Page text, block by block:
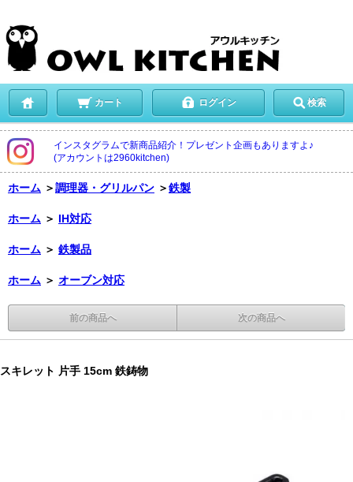
カート ログイン 検索
インスタグラムで新商品紹介！プレゼント企画もありますよ♪
(アカウントは2960kitchen)
ホーム ＞調理器・グリルパン ＞鉄製
ホーム ＞ IH対応
ホーム ＞ 鉄製品
ホーム ＞ オーブン対応
前の商品へ 次の商品へ
スキレット 片手 15cm 鉄鋳物